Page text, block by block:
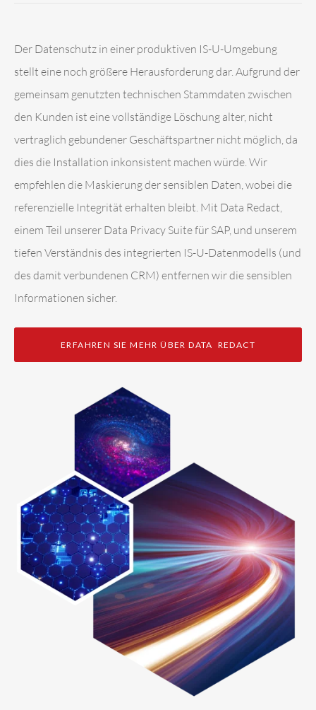
Der Datenschutz in einer produktiven IS-U-Umgebung
stellt eine noch größere Herausforderung dar. Aufgrund der
gemeinsam genutzten technischen Stammdaten zwischen
den Kunden ist eine vollständige Löschung alter, nicht
vertraglich gebundener Geschäftspartner nicht möglich, da
dies die Installation inkonsistent machen würde. Wir
empfehlen die Maskierung der sensiblen Daten, wobei die
referenzielle Integrität erhalten bleibt. Mit Data Redact,
einem Teil unserer Data Privacy Suite für SAP, und unserem
tiefen Verständnis des integrierten IS-U-Datenmodells (und
des damit verbundenen CRM) entfernen wir die sensiblen
Informationen sicher.
ERFAHREN SIE MEHR ÜBER DATA REDACT